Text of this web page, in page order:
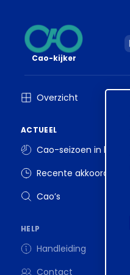
Cao-kijker
Overzicht
ACTUEEL
Cao-seizoen in beeld
Recente akkoorden
Cao’s
HELP
Handleiding
Contact